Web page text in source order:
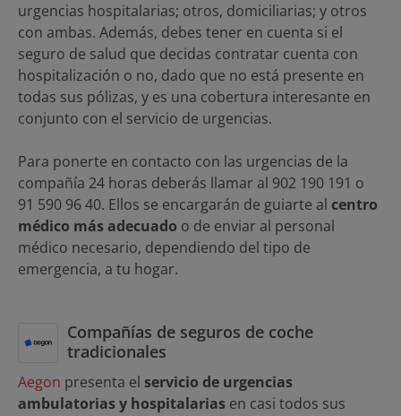
urgencias hospitalarias; otros, domiciliarias; y otros
con ambas. Además, debes tener en cuenta si el
seguro de salud que decidas contratar cuenta con
hospitalización o no, dado que no está presente en
todas sus pólizas, y es una cobertura interesante en
conjunto con el servicio de urgencias.
Para ponerte en contacto con las urgencias de la
compañía 24 horas deberás llamar al 902 190 191 o
91 590 96 40. Ellos se encargarán de guiarte al centro
médico más adecuado o de enviar al personal
médico necesario, dependiendo del tipo de
emergencia, a tu hogar.
Compañías de seguros de coche
tradicionales
Aegon presenta el servicio de urgencias
ambulatorias y hospitalarias en casi todos sus